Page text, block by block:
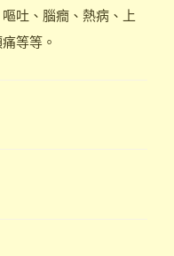
吐、腦癎、熱病、上
等等。